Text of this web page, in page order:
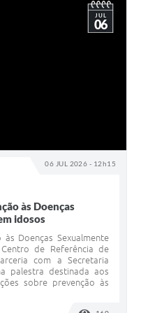
06 JUL 2026 - 12h15
JUL
06
às Doenças
idosos
Doenças Sexualmente
de Referência de
com a Secretaria
palestra destinada aos
sobre prevenção às